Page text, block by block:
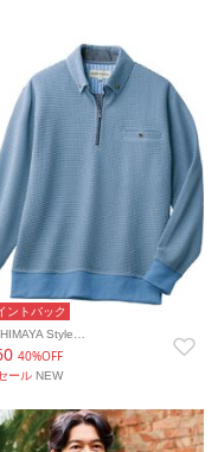
ントバック
Style…
40%OFF
ールNEW